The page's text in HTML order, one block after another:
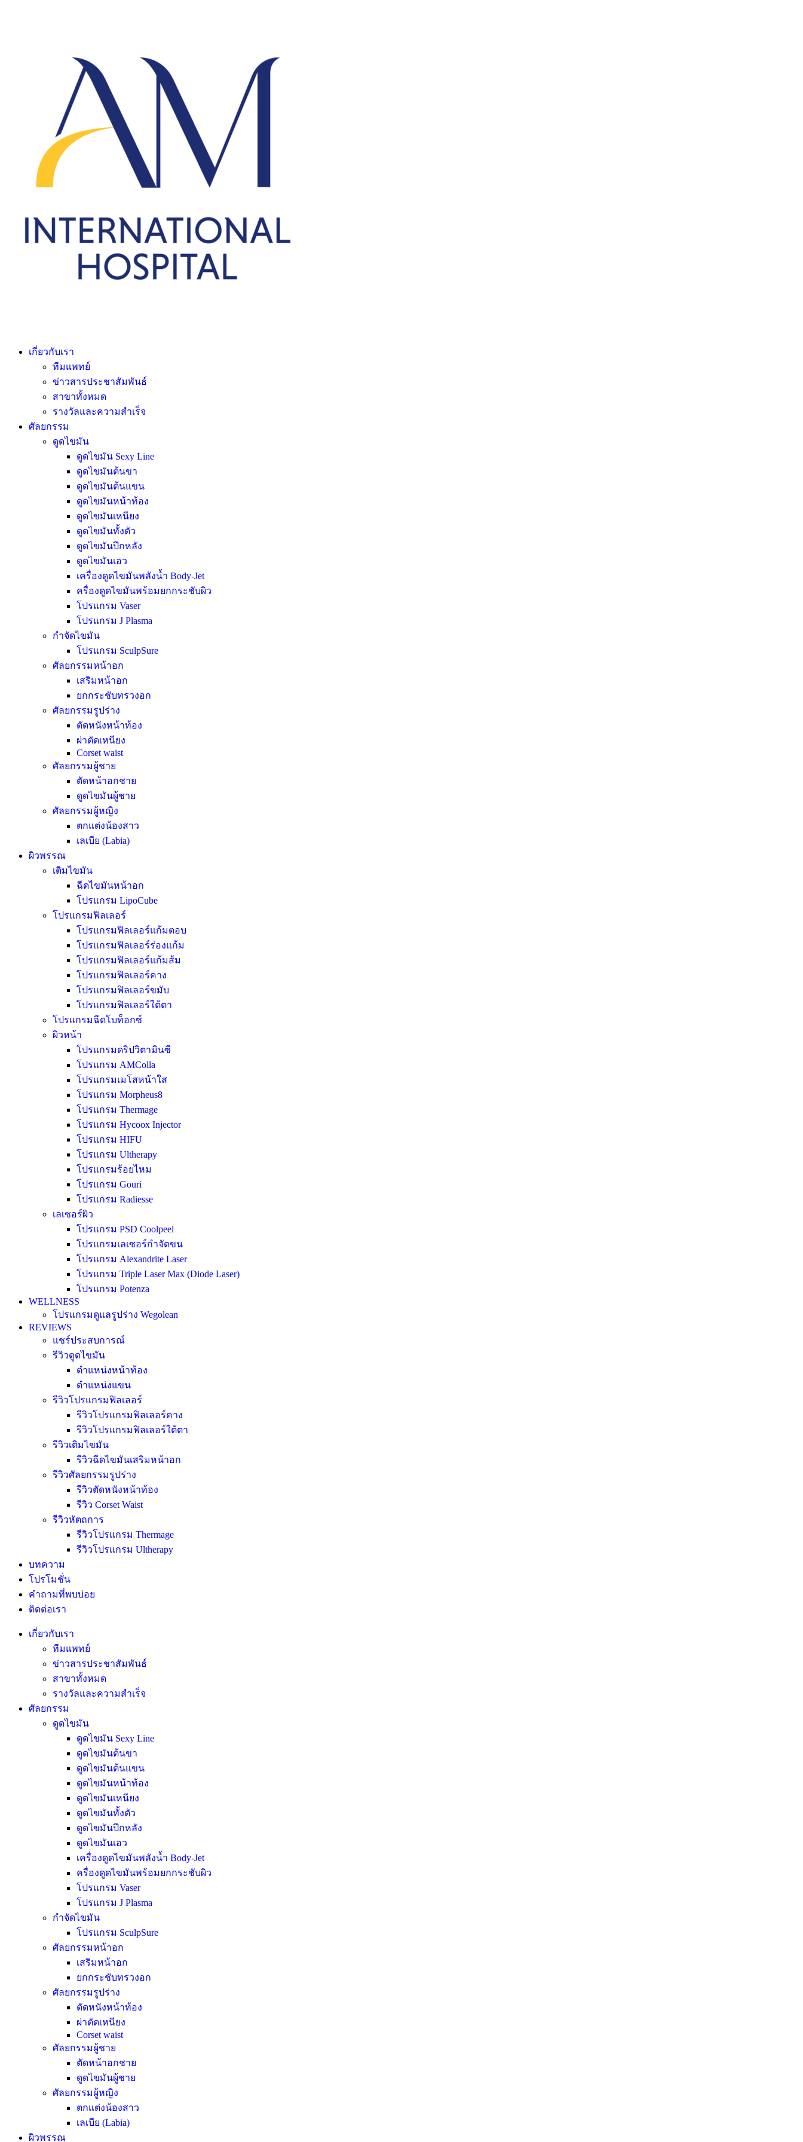
เกี่ยวกับเรา
ทีมแพทย์
ข่าวสารประชาสัมพันธ์
สาขาทั้งหมด
รางวัลและความสำเร็จ
ศัลยกรรม
ดูดไขมัน
ดูดไขมัน Sexy Line
ดูดไขมันต้นขา
ดูดไขมันต้นแขน
ดูดไขมันหน้าท้อง
ดูดไขมันเหนียง
ดูดไขมันทั้งตัว
ดูดไขมันปีกหลัง
ดูดไขมันเอว
เครื่องดูดไขมันพลังน้ำ Body-Jet
ครื่องดูดไขมันพร้อมยกกระชับผิว
โปรแกรม Vaser
โปรแกรม J Plasma
กำจัดไขมัน
โปรแกรม SculpSure
ศัลยกรรมหน้าอก
เสริมหน้าอก
ยกกระชับทรวงอก
ศัลยกรรมรูปร่าง
ตัดหนังหน้าท้อง
ผ่าตัดเหนียง
Corset waist
ศัลยกรรมผู้ชาย
ตัดหน้าอกชาย
ดูดไขมันผู้ชาย
ศัลยกรรมผู้หญิง
ตกแต่งน้องสาว
เลเบีย (Labia)
ผิวพรรณ
เติมไขมัน
ฉีดไขมันหน้าอก
โปรแกรม LipoCube
โปรแกรมฟิลเลอร์
โปรแกรมฟิลเลอร์แก้มตอบ
โปรแกรมฟิลเลอร์ร่องแก้ม
โปรแกรมฟิลเลอร์แก้มส้ม
โปรแกรมฟิลเลอร์คาง
โปรแกรมฟิลเลอร์ขมับ
โปรแกรมฟิลเลอร์ใต้ตา
โปรแกรมฉีดโบท็อกซ์
ผิวหน้า
โปรแกรมดริปวิตามินซี
โปรแกรม AMColla
โปรแกรมเมโสหน้าใส
โปรแกรม Morpheus8
โปรแกรม Thermage
โปรแกรม Hycoox Injector
โปรแกรม HIFU
โปรแกรม Ultherapy
โปรแกรมร้อยไหม
โปรแกรม Gouri
โปรแกรม Radiesse
เลเซอร์ผิว
โปรแกรม PSD Coolpeel
โปรแกรมเลเซอร์กำจัดขน
โปรแกรม Alexandrite Laser
โปรแกรม Triple Laser Max (Diode Laser)
โปรแกรม Potenza
WELLNESS
โปรแกรมดูแลรูปร่าง Wegolean
REVIEWS
แชร์ประสบการณ์
รีวิวดูดไขมัน
ตำแหน่งหน้าท้อง
ตำแหน่งแขน
รีวิวโปรแกรมฟิลเลอร์
รีวิวโปรแกรมฟิลเลอร์คาง
รีวิวโปรแกรมฟิลเลอร์ใต้ตา
รีวิวเติมไขมัน
รีวิวฉีดไขมันเสริมหน้าอก
รีวิวศัลยกรรมรูปร่าง
รีวิวตัดหนังหน้าท้อง
รีวิว Corset Waist
รีวิวหัตถการ
รีวิวโปรแกรม Thermage
รีวิวโปรแกรม Ultherapy
บทความ
โปรโมชั่น
คำถามที่พบบ่อย
ติดต่อเรา
เกี่ยวกับเรา
ทีมแพทย์
ข่าวสารประชาสัมพันธ์
สาขาทั้งหมด
รางวัลและความสำเร็จ
ศัลยกรรม
ดูดไขมัน
ดูดไขมัน Sexy Line
ดูดไขมันต้นขา
ดูดไขมันต้นแขน
ดูดไขมันหน้าท้อง
ดูดไขมันเหนียง
ดูดไขมันทั้งตัว
ดูดไขมันปีกหลัง
ดูดไขมันเอว
เครื่องดูดไขมันพลังน้ำ Body-Jet
ครื่องดูดไขมันพร้อมยกกระชับผิว
โปรแกรม Vaser
โปรแกรม J Plasma
กำจัดไขมัน
โปรแกรม SculpSure
ศัลยกรรมหน้าอก
เสริมหน้าอก
ยกกระชับทรวงอก
ศัลยกรรมรูปร่าง
ตัดหนังหน้าท้อง
ผ่าตัดเหนียง
Corset waist
ศัลยกรรมผู้ชาย
ตัดหน้าอกชาย
ดูดไขมันผู้ชาย
ศัลยกรรมผู้หญิง
ตกแต่งน้องสาว
เลเบีย (Labia)
ผิวพรรณ